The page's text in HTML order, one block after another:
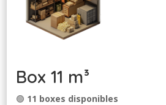
Box 11 m³
🟢 11 boxes disponibles